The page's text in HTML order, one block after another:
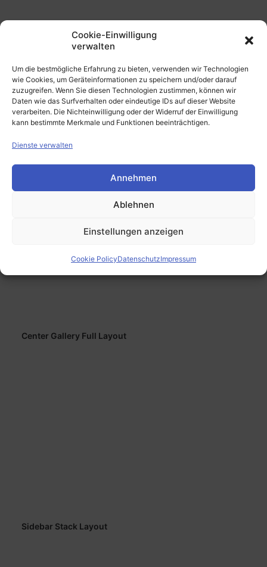
Cookie-Einwilligung
verwalten
Um die bestmögliche Erfahrung zu bieten, verwenden wir Technologien
wie Cookies, um Geräteinformationen zu speichern und/oder darauf
zuzugreifen. Wenn Sie diesen Technologien zustimmen, können wir
Daten wie das Surfverhalten oder eindeutige IDs auf dieser Website
verarbeiten. Die Nichteinwilligung oder der Widerruf der Einwilligung
kann bestimmte Merkmale und Funktionen beeinträchtigen.
Dienste verwalten
Annehmen
Ablehnen
Einstellungen anzeigen
Cookie PolicyDatenschutzImpressum
Storytelling Layout
Center Gallery Full Layout
Sidebar Stack Layout